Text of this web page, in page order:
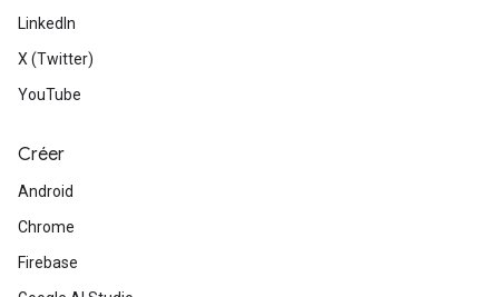
LinkedIn
X (Twitter)
YouTube
Créer
Android
Chrome
Firebase